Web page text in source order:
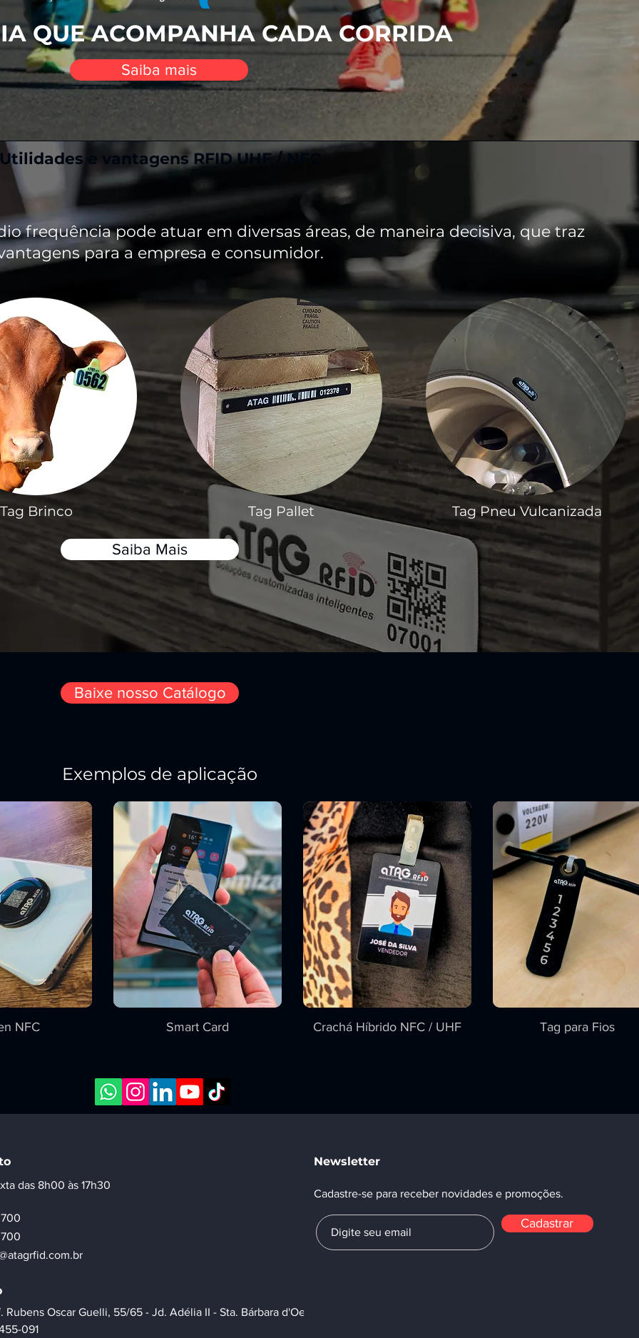
QUE ACOMPANHA CADA CORRIDA
Saiba mais
Utilidades e vantagens RFID UHF / NFC
frequência pode atuar em diversas áreas, de maneira decisiva, que traz
para a empresa e consumidor.
Tag Brinco Tag Pallet Tag Pneu Vulcanizada
Saiba Mais
Baixe nosso Catálogo
Exemplos de aplicação
NFC Smart Card Crachá Híbrido NFC / UHF Tag para Fios
das 8h00 às 17h30
Rubens Oscar Guelli, 55/65 - Jd. Adélia II - Sta. Bárbara d'Oeste - São Paulo - Brasil
091
Newsletter
Cadastre-se para receber novidades e promoções.
Cadastrar